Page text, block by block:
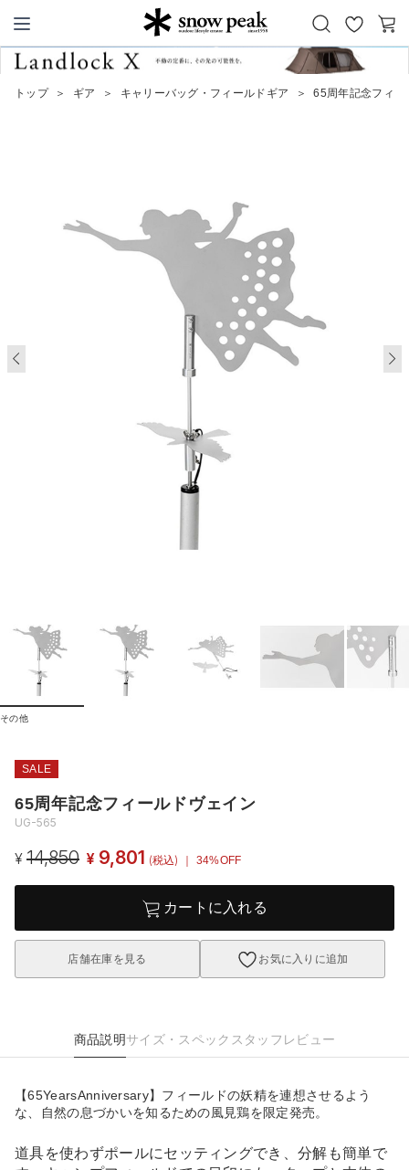
Snow Peak
お
気
に
カ
トップ ＞ ギア ＞ キャリーバッグ・フィールドギア ＞ 65周年記念フィー
その他
SALE
65周年記念フィールドヴェイン
UG-565
¥ 14,850 ¥ 9,801 (税込) ｜ 34%OFF
カートに入れる
店舗在庫を見る お気に入りに追加
商品説明サイズ・スペック スタッフレビュー
【65YearsAnniversary】フィールドの妖精を連想させるよう
な、自然の息づかいを知るための風見鶏を限定発売。
道具を使わずポールにセッティングでき、分解も簡単で